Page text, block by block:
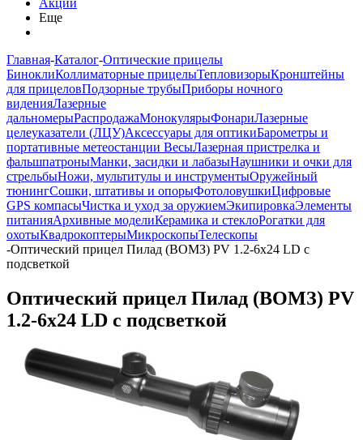
Акции
Еще
Главная-Каталог-Оптические прицелы
БиноклиКоллиматорные прицелыТепловизорыКронштейны
для прицеловПодзорные трубыПриборы ночного
виденияЛазерные
дальномерыРаспродажаМонокулярыФонариЛазерные
целеуказатели (ЛЦУ)Аксессуары для оптикиБарометры и
портативные метеостанции ВесыЛазерная пристрелка и
фальшпатроныМанки, засидки и лабазыНаушники и очки для
стрельбыНожи, мультитулы и инструментыОружейный
тюнингСошки, штативы и опорыФотоловушкиЦифровые
GPS компасыЧистка и уход за оружиемЭкипировкаЭлементы
питанияАрхивные моделиКерамика и стеклоРогатки для
охотыКвадрокоптерыМикроскопыТелескопы
-Оптический прицел Пилад (ВОМЗ) PV 1.2-6x24 LD с
подсветкой
Оптический прицел Пилад (ВОМЗ) PV
1.2-6x24 LD с подсветкой